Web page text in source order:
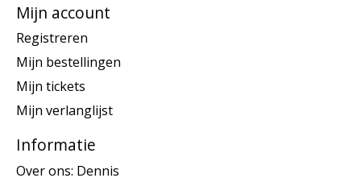
Mijn account
Registreren
Mijn bestellingen
Mijn tickets
Mijn verlanglijst
Informatie
Over ons: Dennis